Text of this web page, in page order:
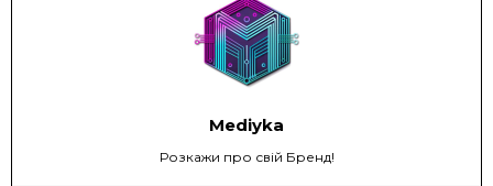
Mediyka
Розкажи про свій Бренд!